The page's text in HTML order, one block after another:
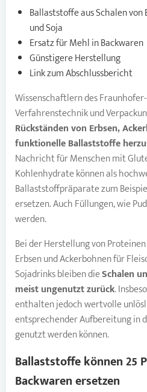
Ballaststoffe aus Schalen von
und Soja
Ersatz für Mehl in Backwaren
Günstigere Herstellung
Link zum Abschlussbericht
Wissenschaftlern des
Verfahrenstechnik und
Rückständen von Erbsen,
funktionelle Ballaststoffe
Nachricht für Menschen mit
Kohlenhydrate können als
Ballaststoffpräparate zum
ersetzen. Auch Füllungen, wie
werden.
Bei der Herstellung von
Erbsen und Ackerbohnen für
Sojadrinks bleiben dieSchalen
meist ungenutzt zurück.
enthalten jedoch wertvolle
entsprechender Aufbereitung in
genutzt werden können.
Ballaststoffekönnen 25
Backwaren ersetzen